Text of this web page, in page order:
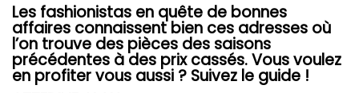
Les fashionistas en quête de bonnes
affaires connaissent bien ces adresses où
l’on trouve des pièces des saisons
précédentes à des prix cassés. Vous voulez
en profiter vous aussi ? Suivez le guide !